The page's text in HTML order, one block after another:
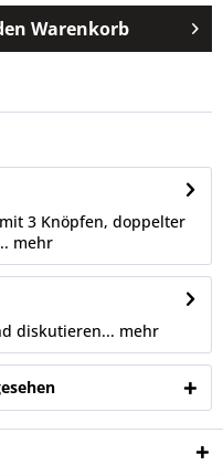
Warenkorb
3 Knöpfen, doppelter
mehr
diskutieren... mehr